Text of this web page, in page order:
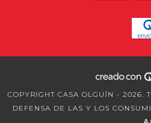
COPYRIGHT CASA OLGUÍN - 2026.
DEFENSA DE LAS Y LOS